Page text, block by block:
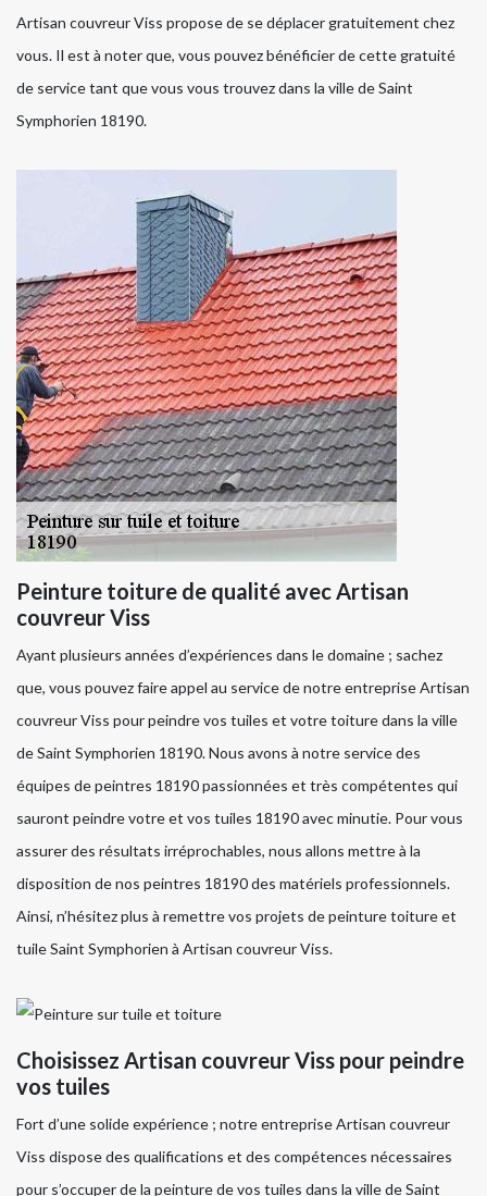
Artisan couvreur Viss propose de se déplacer gratuitement chez
vous. Il est à noter que, vous pouvez bénéficier de cette gratuité
de service tant que vous vous trouvez dans la ville de Saint
Symphorien 18190.
Peinture toiture de qualité avec Artisan
couvreur Viss
Ayant plusieurs années d’expériences dans le domaine ; sachez
que, vous pouvez faire appel au service de notre entreprise Artisan
couvreur Viss pour peindre vos tuiles et votre toiture dans la ville
de Saint Symphorien 18190. Nous avons à notre service des
équipes de peintres 18190 passionnées et très compétentes qui
sauront peindre votre et vos tuiles 18190 avec minutie. Pour vous
assurer des résultats irréprochables, nous allons mettre à la
disposition de nos peintres 18190 des matériels professionnels.
Ainsi, n’hésitez plus à remettre vos projets de peinture toiture et
tuile Saint Symphorien à Artisan couvreur Viss.
Choisissez Artisan couvreur Viss pour peindre
vos tuiles
Fort d’une solide expérience ; notre entreprise Artisan couvreur
Viss dispose des qualifications et des compétences nécessaires
pour s’occuper de la peinture de vos tuiles dans la ville de Saint